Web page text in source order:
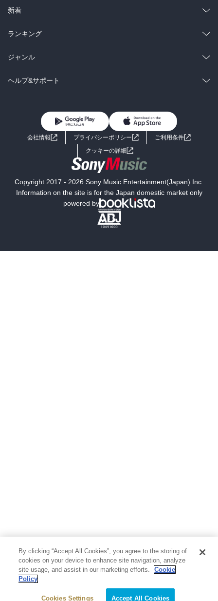
ラノベ
雑誌・グラビア
BL・TL
総合
ラノベ
雑誌・グラビア
BL・TL
新着
総合
ラノベ
雑誌・グラビア
ランキング
総合
ラノベ
ジャンル
コミック
ライトノベル 男子向けラノベ
小説
海外小説
ミステリー SF
文学
ヘルプ&サポート
よくあるご質問 お問い合わせ
会社情報 プライバシーポリシー
ご利用条件
クッキーの詳細
Copyright 2017 - 2026 Sony Music Entertainment(Japan) Inc.
Information on the site is for the Japan domestic market only
powered by
By clicking “Accept All Cookies”, you agree to the storing of
cookies on your device to enhance site navigation, analyze
site usage, and assist in our marketing efforts.
Cookie
Policy
Cookies Settings Accept All Cookies